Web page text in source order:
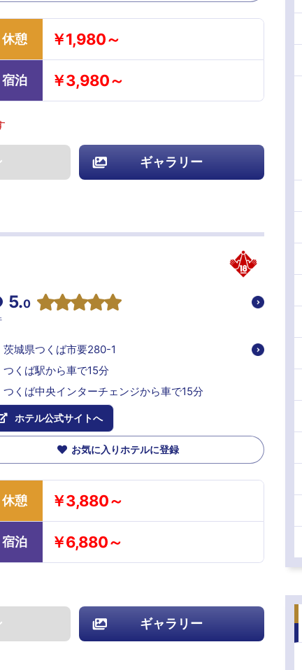
休憩 ￥1,980～
宿泊 ￥3,980～
ギャラリー
5.0
茨城県つくば市要280-1
つくば駅から車で15分
つくば中央インターチェンジから車で15分
ホテル公式サイトへ
お気に入りホテルに登録
休憩 ￥3,880～
宿泊 ￥6,880～
ギャラリー